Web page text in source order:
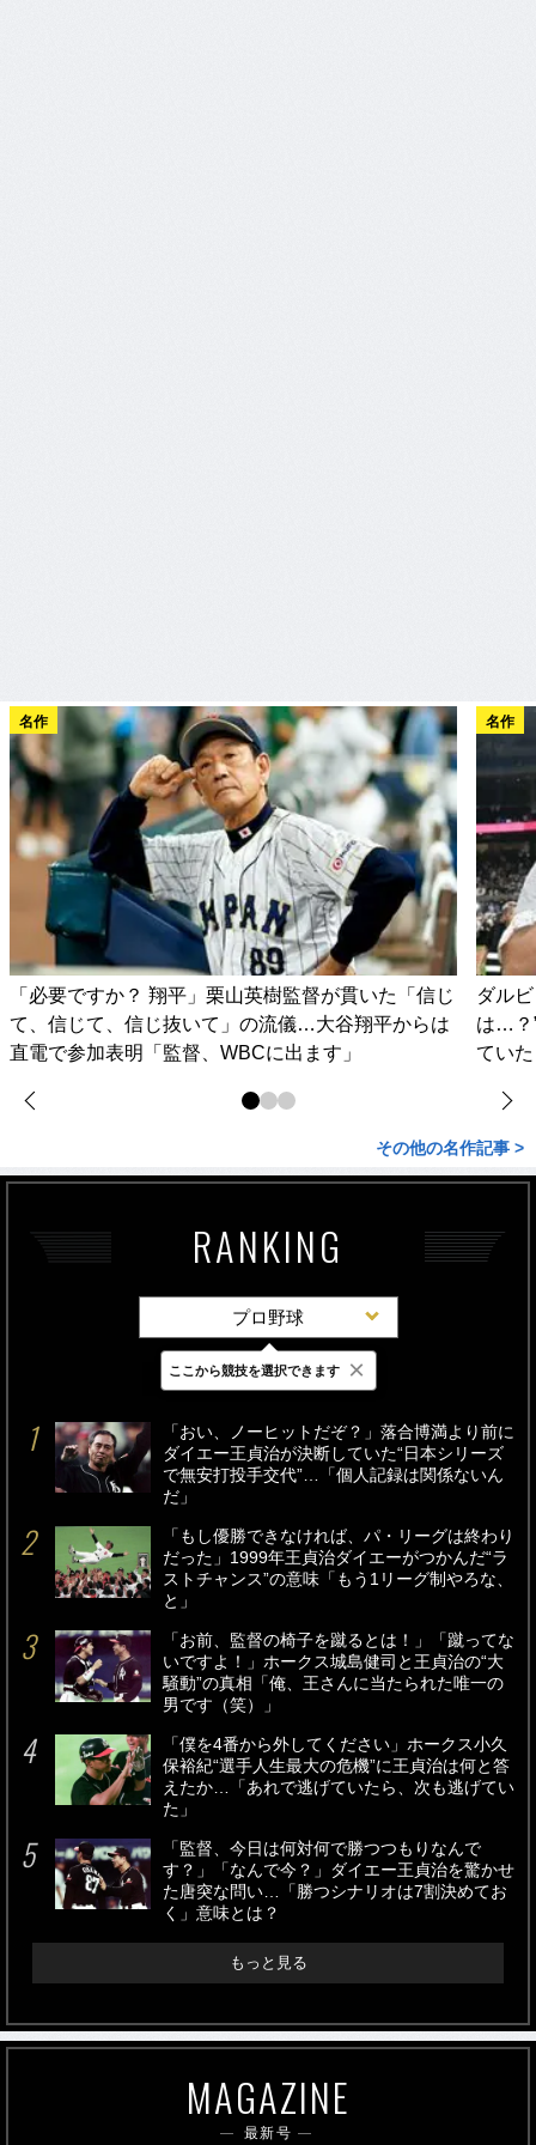
名作
「必要ですか？ 翔平」栗山英樹監督が貫いた「信じ
て、信じて、信じ抜いて」の流儀…大谷翔平からは
直電で参加表明「監督、WBCに出ます」
名作
ダル
は…？
てい
その他の名作記事 >
RANKING
プロ野球
最新 24時間 週間
「おい、ノーヒットだぞ？」落合博満より前に
ダイエー王貞治が決断していた“日本シリーズ
で無安打投手交代”…「個人記録は関係ないん
だ」
「もし優勝できなければ、パ・リーグは終わり
だった」1999年王貞治ダイエーがつかんだ“ラ
ストチャンス”の意味「もう1リーグ制やろな、
と」
「お前、監督の椅子を蹴るとは！」「蹴ってな
いですよ！」ホークス城島健司と王貞治の“大
騒動”の真相「俺、王さんに当たられた唯一の
男です（笑）」
「僕を4番から外してください」ホークス小久
保裕紀“選手人生最大の危機”に王貞治は何と答
えたか…「あれで逃げていたら、次も逃げてい
た」
「監督、今日は何対何で勝つつもりなんで
す？」「なんで今？」ダイエー王貞治を驚かせ
た唐突な問い…「勝つシナリオは7割決めてお
く」意味とは？
もっと見る
MAGAZINE
最新号
ここから競技を選択できます ×